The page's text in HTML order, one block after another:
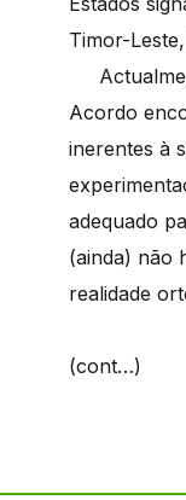
Timor-
Acordo
inerentes à
adequado
(ainda) não
realidade
(cont…)